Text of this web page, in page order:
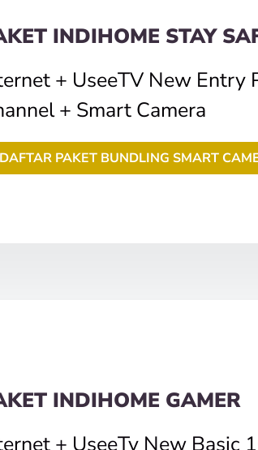
INDIHOME STAY
+ UseeTV New Entry
+ Smart Camera
DAFTAR PAKET BUNDLING SMART
INDIHOME GAMER